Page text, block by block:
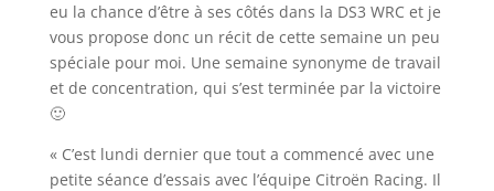
eu la chance d’être à ses côtés dans la DS3 WRC et je
vous propose donc un récit de cette semaine un peu
spéciale pour moi. Une semaine synonyme de travail
et de concentration, qui s’est terminée par la victoire
🙂
« C’est lundi dernier que tout a commencé avec une
petite séance d’essais avec l’équipe Citroën Racing. Il